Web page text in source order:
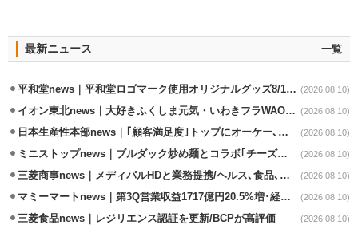
最新ニュース 一覧
平和堂news｜平和堂ロゴマーク使用オリジナルグッズ8/10販売開始 (2026.08.10)
イオン東北news｜大好きふくしま元気・いわきフラWAONの利用金額一部寄付 (2026.08.10)
日本生産性本部news｜｢顧客満足度｣トップにオーケー､コスモス薬品など選出 (2026.08.10)
ミニストップnews｜ブルダック炒め麺とコラボ｢チーズハットグ｣8/7発売 (2026.08.10)
三菱商事news｜メディパルHDと業務提携/ヘルス､食品､日用品で協業 (2026.08.10)
マミーマートnews｜第3Q営業収益1717億円20.5%増･経常利益3.6%増 (2026.08.10)
三菱食品news｜レジリエンス認証を更新/BCPが高評価 (2026.08.10)